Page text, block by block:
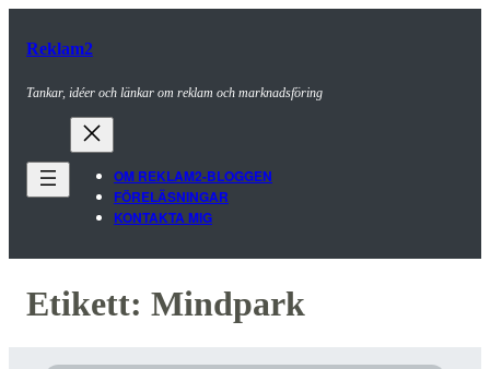
Reklam2
Tankar, idéer och länkar om reklam och marknadsföring
OM REKLAM2-BLOGGEN
FÖRELÄSNINGAR
KONTAKTA MIG
Etikett: Mindpark